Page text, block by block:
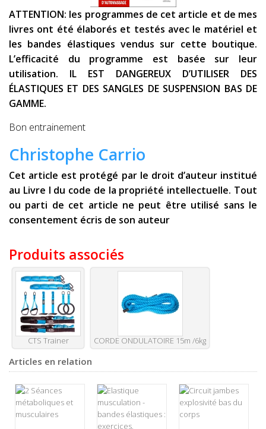
ATTENTION: les programmes de cet article et de mes
livres ont été élaborés et testés avec le matériel et
les bandes élastiques vendus sur cette boutique.
L’efficacité du programme est basée sur leur
utilisation. IL EST DANGEREUX D’UTILISER DES
ÉLASTIQUES ET DES SANGLES DE SUSPENSION BAS DE
GAMME.
Bon entrainement
Christophe Carrio
Cet article est protégé par le droit d’auteur institué
au Livre I du code de la propriété intellectuelle. Tout
ou parti de cet article ne peut être utilisé sans le
consentement écris de son auteur
Produits associés
CTS Trainer CORDE ONDULATOIRE 15m /6kg
Articles en relation